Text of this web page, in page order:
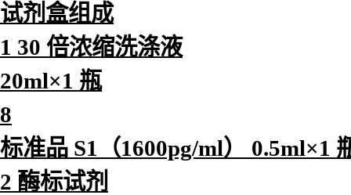
试剂盒组成
1 30 倍浓缩洗涤液
20ml×1 瓶
8
标准品 S1（1600pg/ml） 0.5ml×1
2 酶标试剂